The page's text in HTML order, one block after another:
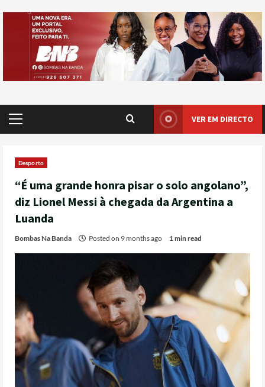
VER EM DIRECTO
Desporto
“É uma grande honra pisar o solo angolano”,
diz Lionel Messi à chegada da Argentina a
Luanda
Bombas Na Banda Posted on 9 months ago 1 min read